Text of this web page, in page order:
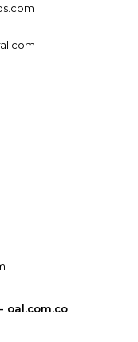
oal.com.co